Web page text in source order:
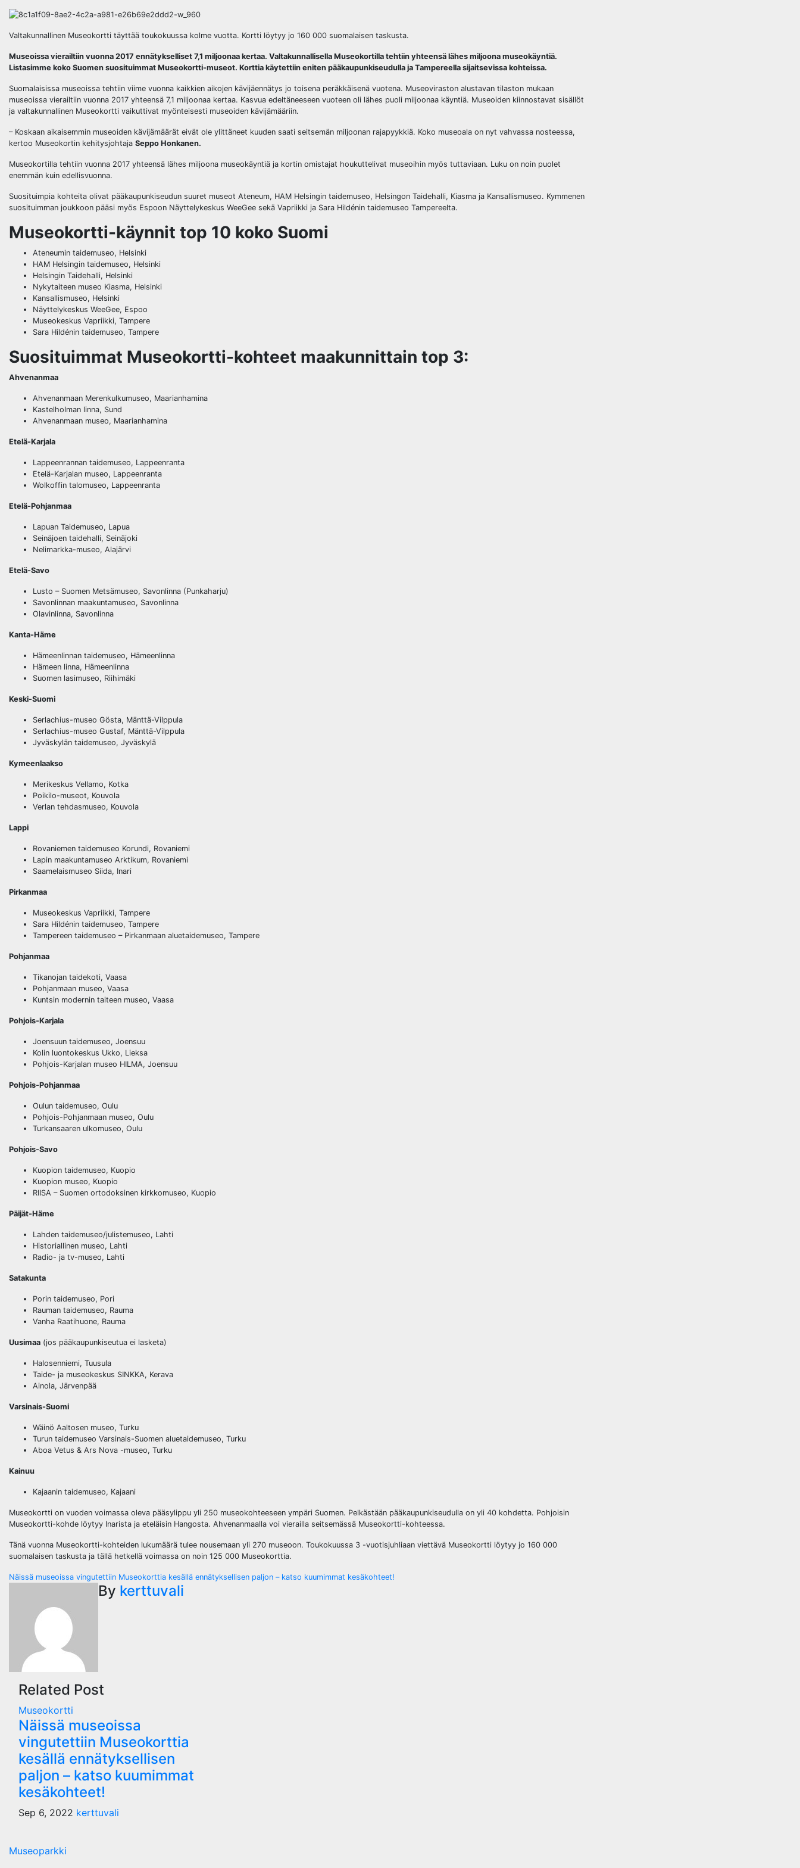
Valtakunnallinen Museokortti täyttää toukokuussa kolme vuotta. Kortti löytyy jo 160 000 suomalaisen taskusta.
Museoissa vierailtiin vuonna 2017 ennätykselliset 7,1 miljoonaa kertaa. Valtakunnallisella Museokortilla tehtiin yhteensä lähes miljoona museokäyntiä.
Listasimme koko Suomen suosituimmat Museokortti-museot. Korttia käytettiin eniten pääkaupunkiseudulla ja Tampereella sijaitsevissa kohteissa.
Suomalaisissa museoissa tehtiin viime vuonna kaikkien aikojen kävijäennätys jo toisena peräkkäisenä vuotena. Museoviraston alustavan tilaston mukaan
museoissa vierailtiin vuonna 2017 yhteensä 7,1 miljoonaa kertaa. Kasvua edeltäneeseen vuoteen oli lähes puoli miljoonaa käyntiä. Museoiden kiinnostavat sisällöt
ja valtakunnallinen Museokortti vaikuttivat myönteisesti museoiden kävijämääriin.
– Koskaan aikaisemmin museoiden kävijämäärät eivät ole ylittäneet kuuden saati seitsemän miljoonan rajapyykkiä. Koko museoala on nyt vahvassa nosteessa,
kertoo Museokortin kehitysjohtaja Seppo Honkanen.
Museokortilla tehtiin vuonna 2017 yhteensä lähes miljoona museokäyntiä ja kortin omistajat houkuttelivat museoihin myös tuttaviaan. Luku on noin puolet
enemmän kuin edellisvuonna.
Suosituimpia kohteita olivat pääkaupunkiseudun suuret museot Ateneum, HAM Helsingin taidemuseo, Helsingon Taidehalli, Kiasma ja Kansallismuseo. Kymmenen
suosituimman joukkoon pääsi myös Espoon Näyttelykeskus WeeGee sekä Vapriikki ja Sara Hildénin taidemuseo Tampereelta.
Museokortti-käynnit top 10 koko Suomi
Ateneumin taidemuseo, Helsinki
HAM Helsingin taidemuseo, Helsinki
Helsingin Taidehalli, Helsinki
Nykytaiteen museo Kiasma, Helsinki
Kansallismuseo, Helsinki
Näyttelykeskus WeeGee, Espoo
Museokeskus Vapriikki, Tampere
Sara Hildénin taidemuseo, Tampere
Suosituimmat Museokortti-kohteet maakunnittain top 3:
Ahvenanmaa
Ahvenanmaan Merenkulkumuseo, Maarianhamina
Kastelholman linna, Sund
Ahvenanmaan museo, Maarianhamina
Etelä-Karjala
Lappeenrannan taidemuseo, Lappeenranta
Etelä-Karjalan museo, Lappeenranta
Wolkoffin talomuseo, Lappeenranta
Etelä-Pohjanmaa
Lapuan Taidemuseo, Lapua
Seinäjoen taidehalli, Seinäjoki
Nelimarkka-museo, Alajärvi
Etelä-Savo
Lusto – Suomen Metsämuseo, Savonlinna (Punkaharju)
Savonlinnan maakuntamuseo, Savonlinna
Olavinlinna, Savonlinna
Kanta-Häme
Hämeenlinnan taidemuseo, Hämeenlinna
Hämeen linna, Hämeenlinna
Suomen lasimuseo, Riihimäki
Keski-Suomi
Serlachius-museo Gösta, Mänttä-Vilppula
Serlachius-museo Gustaf, Mänttä-Vilppula
Jyväskylän taidemuseo, Jyväskylä
Kymeenlaakso
Merikeskus Vellamo, Kotka
Poikilo-museot, Kouvola
Verlan tehdasmuseo, Kouvola
Lappi
Rovaniemen taidemuseo Korundi, Rovaniemi
Lapin maakuntamuseo Arktikum, Rovaniemi
Saamelaismuseo Siida, Inari
Pirkanmaa
Museokeskus Vapriikki, Tampere
Sara Hildénin taidemuseo, Tampere
Tampereen taidemuseo – Pirkanmaan aluetaidemuseo, Tampere
Pohjanmaa
Tikanojan taidekoti, Vaasa
Pohjanmaan museo, Vaasa
Kuntsin modernin taiteen museo, Vaasa
Pohjois-Karjala
Joensuun taidemuseo, Joensuu
Kolin luontokeskus Ukko, Lieksa
Pohjois-Karjalan museo HILMA, Joensuu
Pohjois-Pohjanmaa
Oulun taidemuseo, Oulu
Pohjois-Pohjanmaan museo, Oulu
Turkansaaren ulkomuseo, Oulu
Pohjois-Savo
Kuopion taidemuseo, Kuopio
Kuopion museo, Kuopio
RIISA – Suomen ortodoksinen kirkkomuseo, Kuopio
Päijät-Häme
Lahden taidemuseo/julistemuseo, Lahti
Historiallinen museo, Lahti
Radio- ja tv-museo, Lahti
Satakunta
Porin taidemuseo, Pori
Rauman taidemuseo, Rauma
Vanha Raatihuone, Rauma
Uusimaa (jos pääkaupunkiseutua ei lasketa)
Halosenniemi, Tuusula
Taide- ja museokeskus SINKKA, Kerava
Ainola, Järvenpää
Varsinais-Suomi
Wäinö Aaltosen museo, Turku
Turun taidemuseo Varsinais-Suomen aluetaidemuseo, Turku
Aboa Vetus & Ars Nova -museo, Turku
Kainuu
Kajaanin taidemuseo, Kajaani
Museokortti on vuoden voimassa oleva pääsylippu yli 250 museokohteeseen ympäri Suomen. Pelkästään pääkaupunkiseudulla on yli 40 kohdetta. Pohjoisin
Museokortti-kohde löytyy Inarista ja eteläisin Hangosta. Ahvenanmaalla voi vierailla seitsemässä Museokortti-kohteessa.
Tänä vuonna Museokortti-kohteiden lukumäärä tulee nousemaan yli 270 museoon. Toukokuussa 3 -vuotisjuhliaan viettävä Museokortti löytyy jo 160 000
suomalaisen taskusta ja tällä hetkellä voimassa on noin 125 000 Museokorttia.
Post
navigation
Näissä museoissa vingutettiin Museokorttia kesällä ennätyksellisen paljon – katso kuumimmat kesäkohteet!
By kerttuvali
Related Post
Museokortti
Näissä museoissa
vingutettiin Museokorttia
kesällä ennätyksellisen
paljon – katso kuumimmat
kesäkohteet!
Sep 6, 2022 kerttuvali
Museoparkki